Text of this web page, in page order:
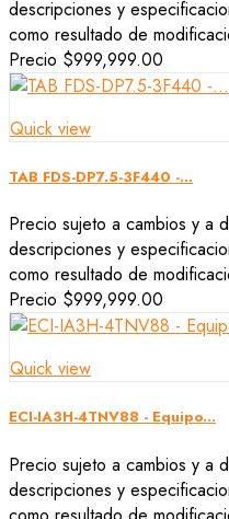
descripciones y
como resultado de
Precio $999,999.00
Quick view
TAB FDS-DP7.5-3F440 -...
Precio sujeto a cambios y a
descripciones y
como resultado de
Precio $999,999.00
Quick view
ECI-IA3H-4TNV88 - Equipo...
Precio sujeto a cambios y a
descripciones y